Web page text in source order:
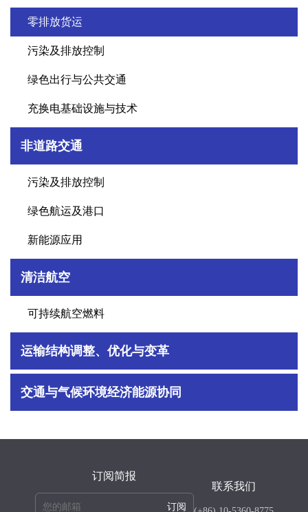
零排放货运
污染及排放控制
绿色出行与公共交通
充换电基础设施与技术
非道路交通
污染及排放控制
绿色航运及港口
新能源应用
清洁航空
可持续航空燃料
运输结构调整、优化与变革
交通与气候环境经济能源协同
订阅简报
订阅
联系我们